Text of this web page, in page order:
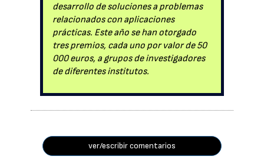
desarrollo de soluciones a problemas
relacionados con aplicaciones
prácticas. Este año se han otorgado
tres premios, cada uno por valor de 50
000 euros, a grupos de investigadores
de diferentes institutos.
ver/escribir comentarios